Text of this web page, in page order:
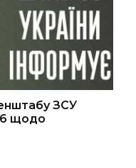
ЗСУ
щодо